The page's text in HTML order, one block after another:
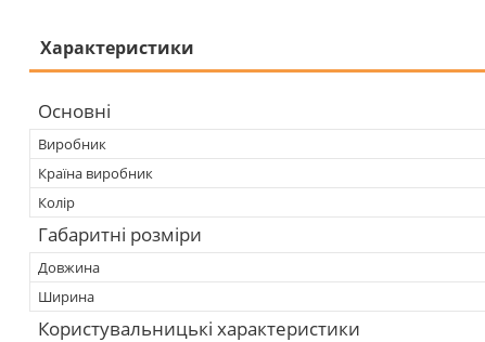
Характеристики
Основні
Виробник
Країна виробник
Колір
Габаритні розміри
Довжина
Ширина
Користувальницькі характеристики